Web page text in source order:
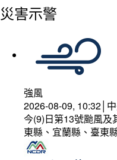
災害示警
強風
2026-08-09, 10:32│
今(9)日第13號颱風及
東縣、宜蘭縣、臺東